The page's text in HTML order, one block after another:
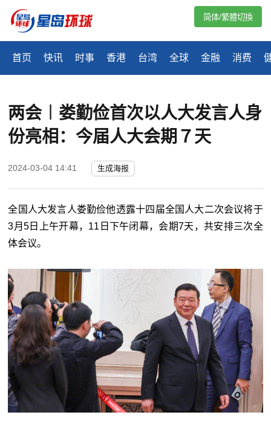
首页 快讯 时事 香港 台湾 全球 金融 消费
简体/繁體切換
两会︱娄勤俭首次以人大发言人身
份亮相：今届人大会期７天
2024-03-04 14:41 生成海报
全国人大发言人娄勤俭他透露十四届全国人大二次会议将于
3月5日上午开幕，11日下午闭幕，会期7天，共安排三次全
体会议。